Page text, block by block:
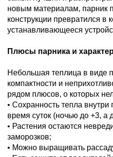
новым материалам, парник
конструкции превратился в
устанавливающееся
Плюсы парника и
Небольшая теплица в виде
компактности и
рядом плюсов, о которых
• Сохранность тепла
время суток (ночью до +3, а
• Растения остаются
заморозков;
• Можно выращивать